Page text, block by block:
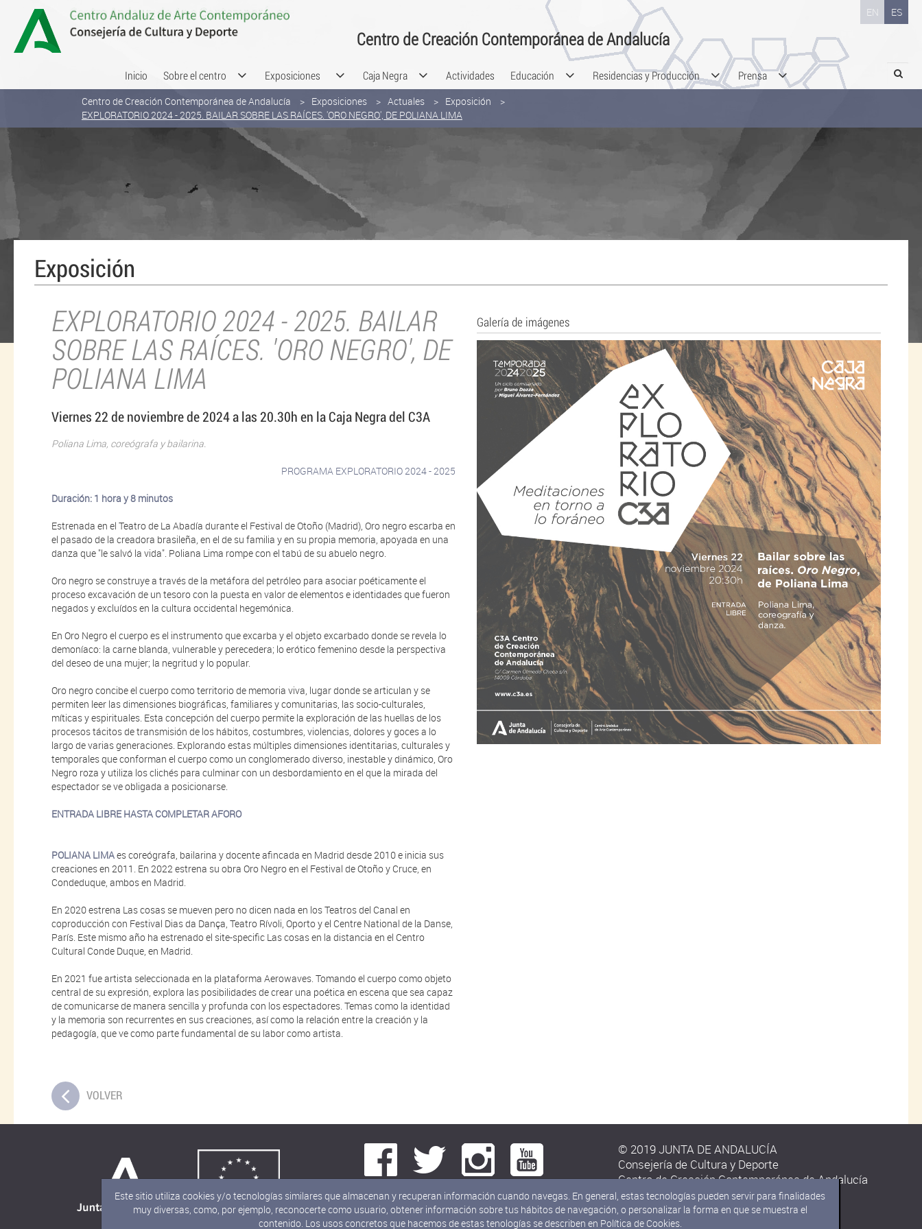
Saltar al contenido ES
EN
Centro de Creación Contemporánea de Andalucía
Inicio Sobre el centro Exposiciones Caja Negra Actividades Educación Residencias y Producción Prensa Search
Centro de Creación Contemporánea de Andalucía Exposiciones Actuales
Exposición
EXPLORATORIO 2024 - 2025. BAILAR SOBRE LAS RAÍCES. 'ORO NEGRO', DE POLIANA LIMA
Exposición
EXPLORATORIO 2024 - 2025. BAILAR
SOBRE LAS RAÍCES. 'ORO NEGRO', DE
POLIANA LIMA
Viernes 22 de noviembre de 2024 a las 20.30h en la Caja Negra del C3A
Poliana Lima, coreógrafa y bailarina.
PROGRAMA EXPLORATORIO 2024 - 2025
Duración: 1 hora y 8 minutos
Estrenada en el Teatro de La Abadía durante el Festival de Otoño (Madrid), Oro negro escarba en
el pasado de la creadora brasileña, en el de su familia y en su propia memoria, apoyada en una
danza que "le salvó la vida". Poliana Lima rompe con el tabú de su abuelo negro.
Oro negro se construye a través de la metáfora del petróleo para asociar poéticamente el
proceso excavación de un tesoro con la puesta en valor de elementos e identidades que fueron
negados y excluídos en la cultura occidental hegemónica.
En Oro Negro el cuerpo es el instrumento que excarba y el objeto excarbado donde se revela lo
demoníaco: la carne blanda, vulnerable y perecedera; lo erótico femenino desde la perspectiva
del deseo de una mujer; la negritud y lo popular.
Oro negro concibe el cuerpo como territorio de memoria viva, lugar donde se articulan y se
permiten leer las dimensiones biográficas, familiares y comunitarias, las socio-culturales,
míticas y espirituales. Esta concepción del cuerpo permite la exploración de las huellas de los
procesos tácitos de transmisión de los hábitos, costumbres, violencias, dolores y goces a lo
largo de varias generaciones. Explorando estas múltiples dimensiones identitarias, culturales y
temporales que conforman el cuerpo como un conglomerado diverso, inestable y dinámico, Oro
Negro roza y utiliza los clichés para culminar con un desbordamiento en el que la mirada del
espectador se ve obligada a posicionarse.
ENTRADA LIBRE HASTA COMPLETAR AFORO
POLIANA LIMAes coreógrafa, bailarina y docente afincada en Madrid desde 2010 e inicia sus
creaciones en 2011. En 2022 estrena su obra Oro Negro en el Festival de Otoño y Cruce, en
Condeduque, ambos en Madrid.
En 2020 estrena Las cosas se mueven pero no dicen nada en los Teatros del Canal en
coproducción con Festival Dias da Dança, Teatro Rívoli, Oporto y el Centre National de la Danse,
París. Este mismo año ha estrenado el site-specific Las cosas en la distancia en el Centro
Cultural Conde Duque, en Madrid.
En 2021 fue artista seleccionada en la plataforma Aerowaves. Tomando el cuerpo como objeto
central de su expresión, explora las posibilidades de crear una poética en escena que sea capaz
de comunicarse de manera sencilla y profunda con los espectadores. Temas como la identidad
y la memoria son recurrentes en sus creaciones, así como la relación entre la creación y la
pedagogía, que ve como parte fundamental de su labor como artista.
Galería de imágenes
VOLVER
© 2019 JUNTA DE ANDALUCÍA
Consejería de Cultura y Deporte
Centro de Creación Contemporánea de Andalucía
C/ Carmen Olmedo Checa s/n.
14009 Córdoba
Aviso legal
Este sitio utiliza cookies y/o tecnologías similares que almacenan y recuperan información cuando navegas. En general, estas tecnologías pueden servir para finalidades
muy diversas, como, por ejemplo, reconocerte como usuario, obtener información sobre tus hábitos de navegación, o personalizar la forma en que se muestra el
contenido. Los usos concretos que hacemos de estas tenologías se describen en Política de Cookies.